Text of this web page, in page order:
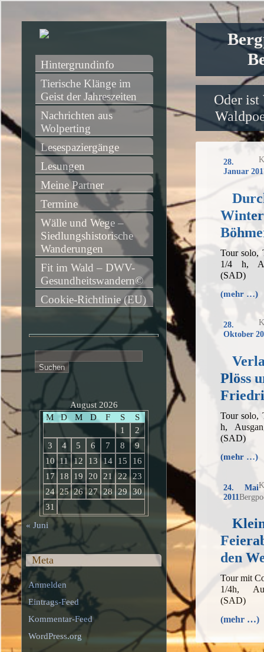
Oder ist
28.
Januar
Tour solo,
1/4 h,
(SAD)
(mehr …)
28.
Oktober
Plöss
Tour solo,
h,
(SAD)
(mehr …)
24. Mai
2011
den
Tour mit
1/4h,
(SAD)
(mehr …)
Hintergrundinfo
Tierische Klänge im
Geist der Jahreszeiten
Nachrichten aus
Wolperting
Lesespaziergänge
Lesungen
Meine Partner
Termine
Wälle und Wege –
Siedlungshistorische
Wanderungen
Fit im Wald – DWV-
Gesundheitswandern©
Cookie-Richtlinie (EU)
Suchen
nach:
August 2026
M
D M D F S
S
1
2
3
4 5 6 7 8
9
10 11 12 13 14 15
16
17
18 19 20 21 22 23
24 25 26 27 28 29
30
31
« Juni
Meta
Anmelden
Eintrags-Feed
Kommentar-Feed
WordPress.org